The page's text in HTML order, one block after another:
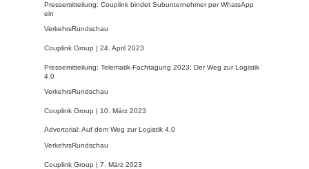
Pressemitteilung: Couplink bindet Subunternehmer per WhatsApp
ein
VerkehrsRundschau
Couplink Group | 24. April 2023
Pressemitteilung: Telematik-Fachtagung 2023: Der Weg zur Logistik
4.0
VerkehrsRundschau
Couplink Group | 10. März 2023
Advertorial: Auf dem Weg zur Logistik 4.0
VerkehrsRundschau
Couplink Group | 7. März 2023